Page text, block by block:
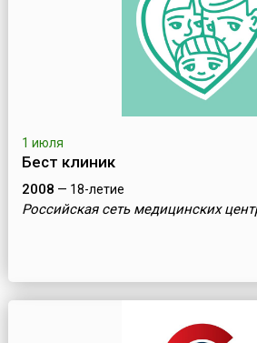
1 июля
Бест клиник
2008 — 18-летие
Российская сеть медицинских